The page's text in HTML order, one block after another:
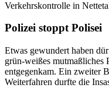
Verkehrskontrolle in
Polizei stoppt Polisei
Etwas gewundert haben
grün-weißes mutmaßliches
entgegenkam. Ein zweiter
Weiterfahren durfte die